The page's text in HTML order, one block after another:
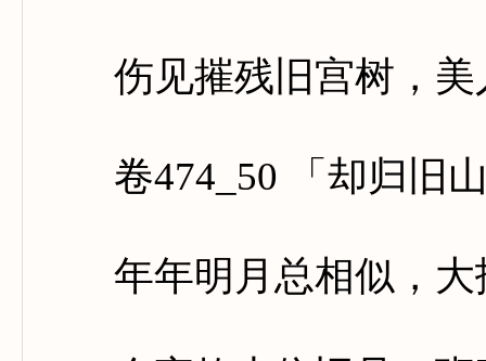
伤见摧残旧宫树，美
卷474_50 「却归旧山
年年明月总相似，大